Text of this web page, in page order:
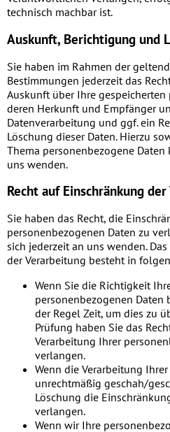
technisch machbar ist.
Auskunft, Berichtigung und
Sie haben im Rahmen der
Bestimmungen jederzeit das
Auskunft über Ihre gespeicherten
deren Herkunft und Empfänger
Datenverarbeitung und ggf. ein
Löschung dieser Daten. Hierzu
Thema personenbezogene
uns wenden.
Recht auf Einschränkung
Sie haben das Recht, die
personenbezogenen Daten zu
sich jederzeit an uns wenden.
der Verarbeitung besteht in
Wenn Sie die Richtigkeit
personenbezogenen
der Regel Zeit, um dies zu
Prüfung haben Sie das
Verarbeitung Ihrer
verlangen.
Wenn die Verarbeitung
unrechtmäßig geschah/
Löschung die
verlangen.
Wenn wir Ihre